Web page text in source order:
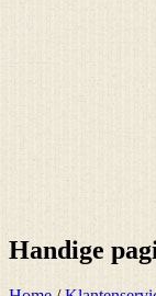
Handige